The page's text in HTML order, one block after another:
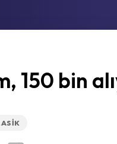
150 bin